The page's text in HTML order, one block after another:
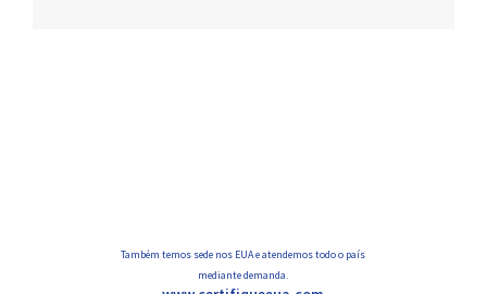
Também temos sede nos EUA e atendemos todo o país
mediante demanda.